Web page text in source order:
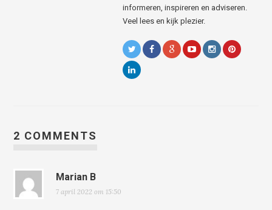
informeren, inspireren en adviseren.
Veel lees en kijk plezier.
2 COMMENTS
Marian B
7 april 2022 om 15:50